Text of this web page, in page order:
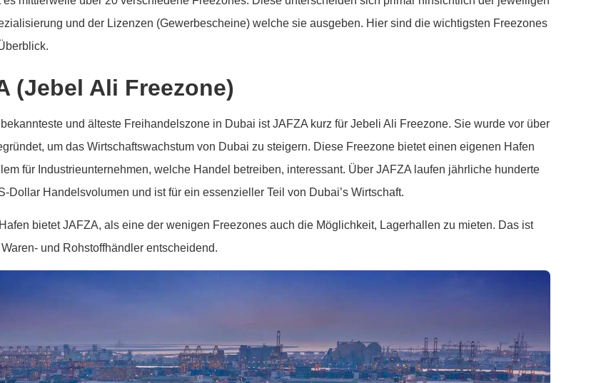
und der Lizenzen (Gewerbescheine) welche sie ausgeben. Hier sind die wichtigsten Freezones
(Jebel Ali Freezone)
und älteste Freihandelszone in Dubai ist JAFZA kurz für Jebeli Ali Freezone. Sie wurde vor über
um das Wirtschaftswachstum von Dubai zu steigern. Diese Freezone bietet einen eigenen Hafen
für Industrieunternehmen, welche Handel betreiben, interessant. Über JAFZA laufen jährliche hunderte
Dollar Handelsvolumen und ist für ein essenzieller Teil von Dubai’s Wirtschaft.
bietet JAFZA, als eine der wenigen Freezones auch die Möglichkeit, Lagerhallen zu mieten. Das ist
und Rohstoffhändler entscheidend.